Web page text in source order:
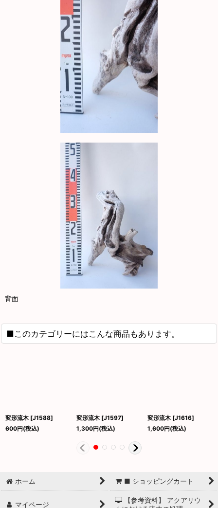
背面
■このカテゴリーにはこんな商品もあります。
変形流木 [J1588]
600円(税込)
変形流木 [J1597]
1,300円(税込)
変形流木 [J1616]
1,600円(税込)
ホーム ■ ショッピングカート
マイページ
【参考資料】 アクアリウ